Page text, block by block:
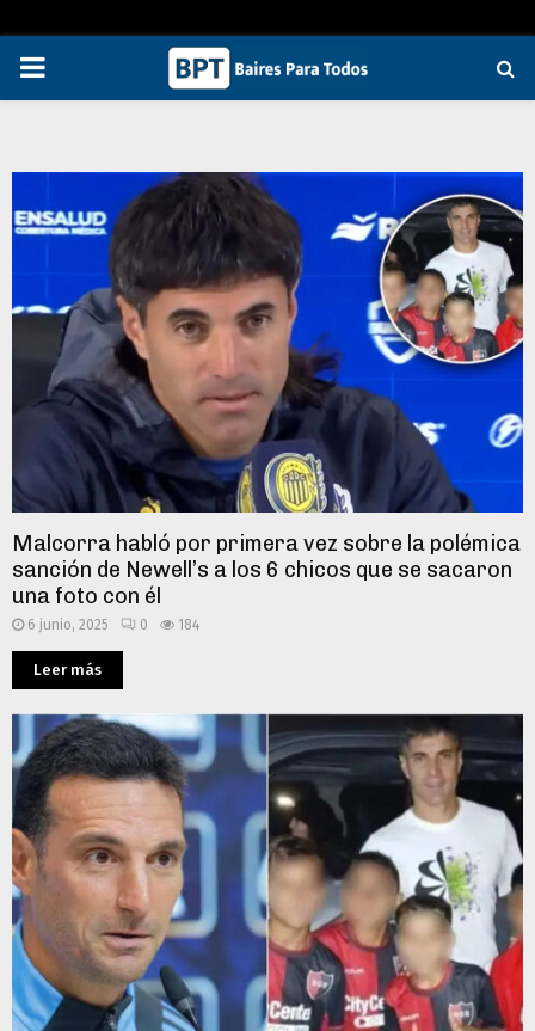
PRIMARY
Malcorra habló por primera vez sobre la polémica
sanción de Newell’s a los 6 chicos que se sacaron
una foto con él
6 junio, 2025 0 184
Leer más